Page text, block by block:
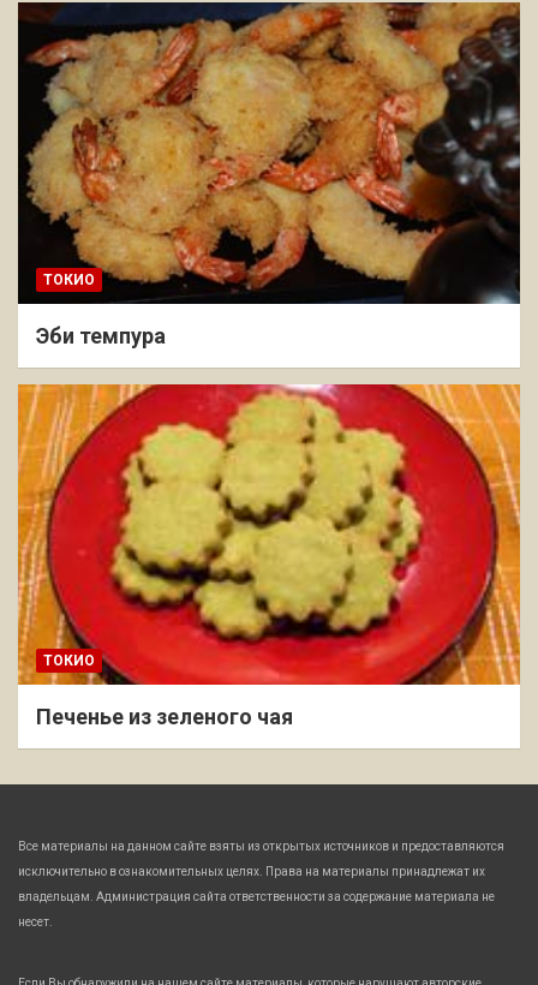
ТОКИО
Эби темпура
ТОКИО
Печенье из зеленого чая
Все материалы на данном сайте взяты из открытых источников и предоставляются
исключительно в ознакомительных целях. Права на материалы принадлежат их
владельцам. Администрация сайта ответственности за содержание материала не
несет.